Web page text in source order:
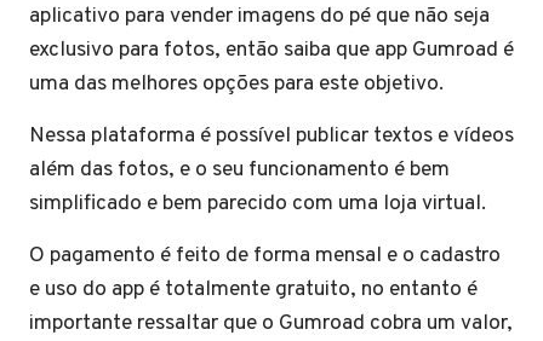
aplicativo para vender imagens do pé que não seja
exclusivo para fotos, então saiba que app Gumroad é
uma das melhores opções para este objetivo.
Nessa plataforma é possível publicar textos e vídeos
além das fotos, e o seu funcionamento é bem
simplificado e bem parecido com uma loja virtual.
O pagamento é feito de forma mensal e o cadastro
e uso do app é totalmente gratuito, no entanto é
importante ressaltar que o Gumroad cobra um valor,